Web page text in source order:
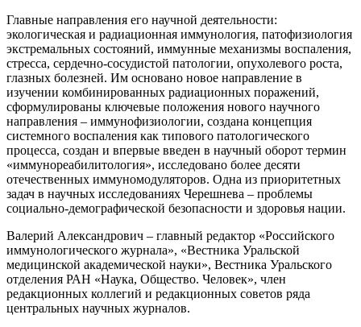
Главные направления его научной деятельности:
экологическая и радиационная иммунология, патофизиология
экстремальных состояний, иммунные механизмы воспаления,
стресса, сердечно-сосудистой патологии, опухолевого роста,
глазных болезней. Им основано новое направление в
изучении комбинированных радиационных поражений,
сформулированы ключевые положения нового научного
направления – иммунофизиологии, создана концепция
системного воспаления как типового патологического
процесса, создан и впервые введен в научный оборот термин
«иммунореабилитология», исследовано более десяти
отечественных иммуномодуляторов. Одна из приоритетных
задач в научных исследованиях Черешнева – проблемы
социально-демографической безопасности и здоровья нации.
Валерий Александрович – главный редактор «Российского
иммунологического журнала», «Вестника Уральской
медицинской академической науки», Вестника Уральского
отделения РАН «Наука, Общество. Человек», член
редакционных коллегий и редакционных советов ряда
центральных научных журналов.